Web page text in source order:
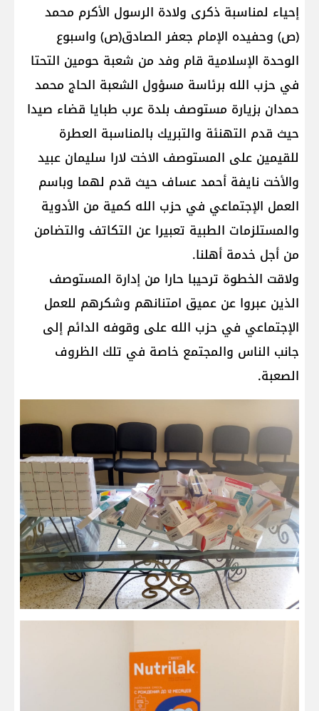
إحياء لمناسبة ذكرى ولادة الرسول الأكرم محمد
(ص) وحفيده الإمام جعفر الصادق(ص) واسبوع
الوحدة الإسلامية قام وفد من شعبة حومين التحتا
في حزب الله برئاسة مسؤول الشعبة الحاج محمد
حمدان بزيارة مستوصف بلدة عرب طبايا قضاء صيدا
حيث قدم التهنئة والتبريك بالمناسبة العطرة
للقيمين على المستوصف الاخت لارا سليمان عبيد
والأخت نايفة أحمد عساف حيث قدم لهما وباسم
العمل الإجتماعي في حزب الله كمية من الأدوية
والمستلزمات الطبية تعبيرا عن التكاتف والتضامن
من أجل خدمة أهلنا.
ولاقت الخطوة ترحيبا حارا من إدارة المستوصف
الذين عبروا عن عميق امتنانهم وشكرهم للعمل
الإجتماعي في حزب الله على وقوفه الدائم إلى
جانب الناس والمجتمع خاصة في تلك الظروف
الصعبة.